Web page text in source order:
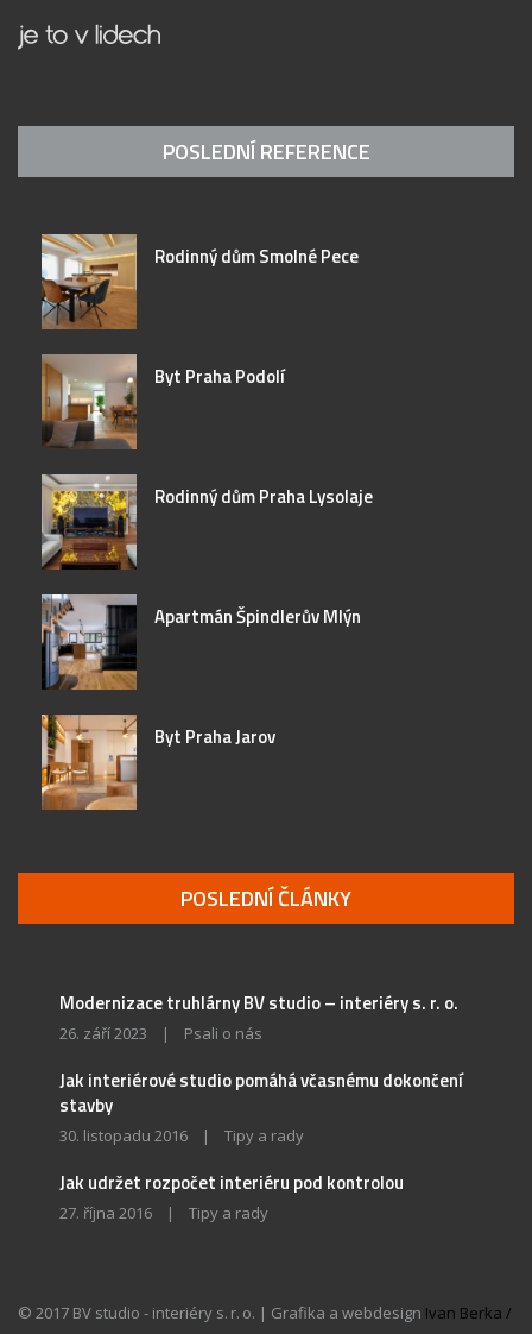
POSLEDNÍ REFERENCE
Rodinný dům Smolné Pece
Byt Praha Podolí
Rodinný dům Praha Lysolaje
Apartmán Špindlerův Mlýn
Byt Praha Jarov
POSLEDNÍ ČLÁNKY
Modernizace truhlárny BV studio – interiéry s. r. o.
26. září 2023 | Psali o nás
Jak interiérové studio pomáhá včasnému dokončení
stavby
30. listopadu 2016 | Tipy a rady
Jak udržet rozpočet interiéru pod kontrolou
27. října 2016 | Tipy a rady
© 2017 BV studio - interiéry s. r. o. | Grafika a webdesign Ivan Berka /